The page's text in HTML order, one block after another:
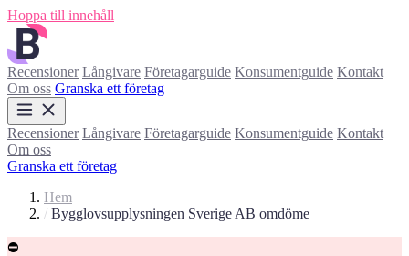
Hoppa till innehåll
Recensioner Långivare Företagarguide Konsumentguide Kontakt
Om oss Granska ett företag
Recensioner Långivare Företagarguide Konsumentguide Kontakt
Om oss
Granska ett företag
Hem
/ Bygglovsupplysningen Sverige AB omdöme
⛔